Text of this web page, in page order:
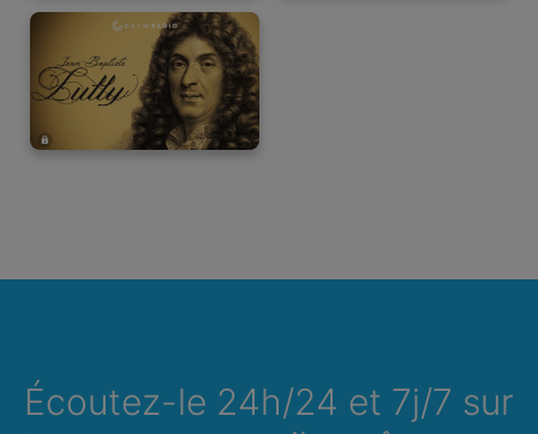
Écoutez-le 24h/24 et 7j/7 sur